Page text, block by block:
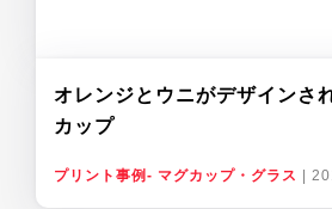
オレンジとウニがデザインさ
カップ
プリント事例- マグカップ・グラス